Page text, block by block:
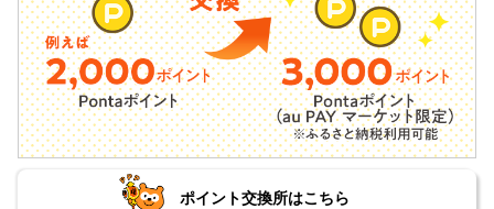
ポイント交換所はこちら